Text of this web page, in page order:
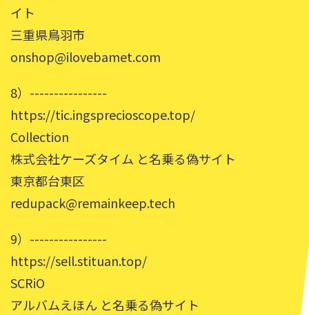
イト
三重県鳥羽市
onshop@ilovebamet.com
8）----------------
https://tic.ingsprecioscope.top/
Collection
株式会社ケーズタイム と名乗る偽サイト
東京都台東区
redupack@remainkeep.tech
9）----------------
https://sell.stituan.top/
SCRiO
アルバムえほん と名乗る偽サイト